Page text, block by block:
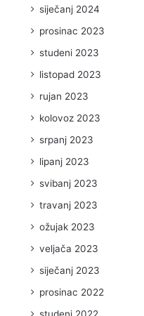
siječanj 2024
prosinac 2023
studeni 2023
listopad 2023
rujan 2023
kolovoz 2023
srpanj 2023
lipanj 2023
svibanj 2023
travanj 2023
ožujak 2023
veljača 2023
siječanj 2023
prosinac 2022